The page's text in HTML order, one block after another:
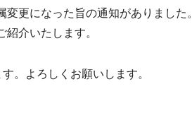
更になった旨の通知がありました。
介いたします。
。よろしくお願いします。